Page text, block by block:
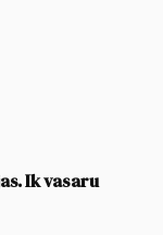
Ik vasaru